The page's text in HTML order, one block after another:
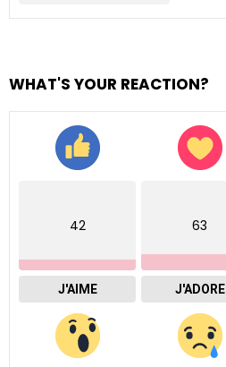
WHAT'S YOUR REACTION?
42
J'AIME
63
J'ADORE